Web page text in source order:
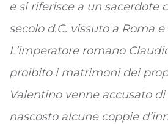
e si riferisce a un sacerdote
secolo d.C. vissuto a Roma
L’imperatore romano
proibito i matrimoni dei
Valentino venne accusato
nascosto alcune coppie